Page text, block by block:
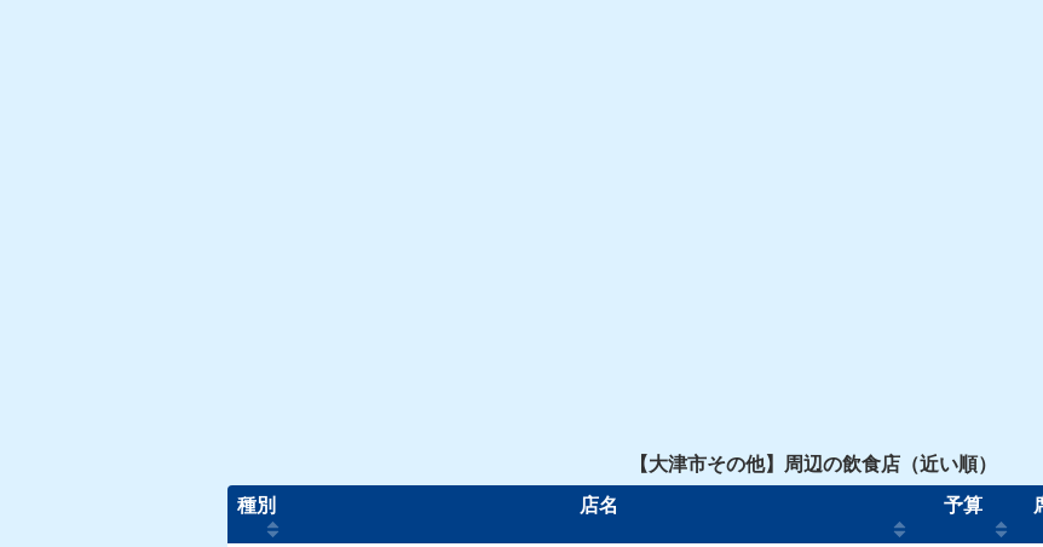
【大津市その他】周辺の飲食店（近い順）
種別
店名 予算